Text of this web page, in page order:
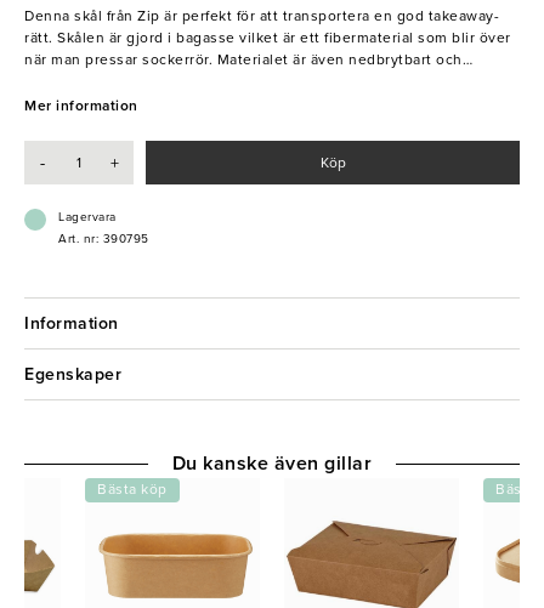
Denna skål från Zip är perfekt för att transportera en god takeaway-
rätt. Skålen är gjord i bagasse vilket är ett fibermaterial som blir över
när man pressar sockerrör. Materialet är även nedbrytbart och
höga och låga temperaturer, alltså helt perfekt köra in i
- Tål mikrovågsugn
Mer information
- + Köp
Lagervara
Art. nr: 390795
Information
Egenskaper
Bästa köp Bästa
Du kanske även gillar